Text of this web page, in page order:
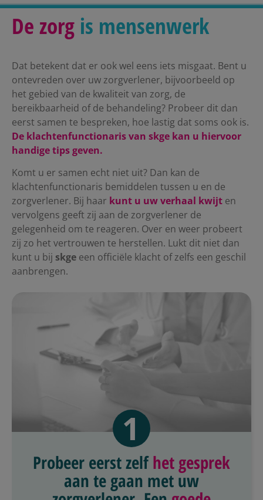
De zorg is mensenwerk
Dat betekent dat er ook wel eens iets misgaat. Bent u
ontevreden over uw zorgverlener, bijvoorbeeld op
het gebied van de kwaliteit van zorg, de
bereikbaarheid of de behandeling? Probeer dit dan
eerst samen te bespreken, hoe lastig dat soms ook is.
De klachtenfunctionaris van skge kan u hiervoor
handige tips geven.
Komt u er samen echt niet uit? Dan kan de
klachtenfunctionaris bemiddelen tussen u en de
zorgverlener. Bij haar kunt u uw verhaal kwijt en
vervolgens geeft zij aan de zorgverlener de
gelegenheid om te reageren. Over en weer probeert
zij zo het vertrouwen te herstellen. Lukt dit niet dan
kunt u bij skge een officiële klacht of zelfs een geschil
aanbrengen.
1
Probeer eerst zelfhet gesprek
aan te gaan met uw